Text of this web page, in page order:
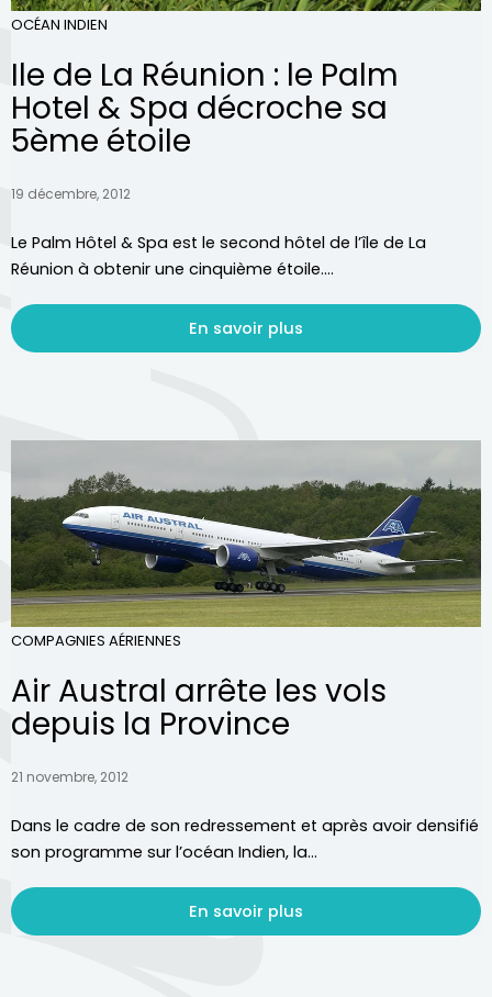
OCÉAN INDIEN
Ile de La Réunion : le Palm
Hotel & Spa décroche sa
5ème étoile
19 décembre, 2012
Le Palm Hôtel & Spa est le second hôtel de l’île de La
Réunion à obtenir une cinquième étoile....
En savoir plus
COMPAGNIES AÉRIENNES
Air Austral arrête les vols
depuis la Province
21 novembre, 2012
Dans le cadre de son redressement et après avoir densifié
son programme sur l’océan Indien, la...
En savoir plus